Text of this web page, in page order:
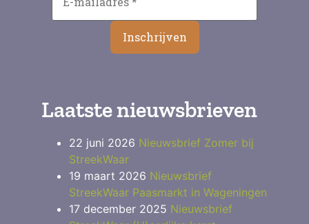
Laatste nieuwsbrieven
22 juni 2026 Nieuwsbrief Zomer bij
StreekWaar
19 maart 2026 Nieuwsbrief
StreekWaar Paasmarkt in Wageningen
17 december 2025 Nieuwsbrief